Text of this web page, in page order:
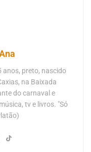
anos, preto, nascido
na Baixada
do carnaval e
tv e livros. "Só